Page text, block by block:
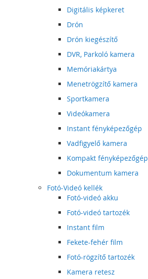
Digitális képkeret
Drón
Drón kiegészítő
DVR, Parkoló kamera
Memóriakártya
Menetrögzítő kamera
Sportkamera
Videókamera
Instant fényképezőgép
Vadfigyelő kamera
Kompakt fényképezőgép
Dokumentum kamera
Fotó-Videó kellék
Fotó-videó akku
Fotó-videó tartozék
Instant film
Fekete-fehér film
Fotó-rögzítő tartozék
Kamera retesz